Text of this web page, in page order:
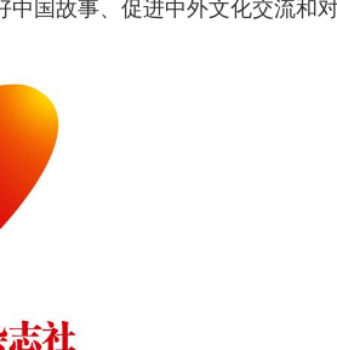
国故事、促进中外文化交流和